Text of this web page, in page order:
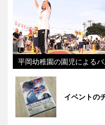
平岡幼稚園の園児による
イベントの